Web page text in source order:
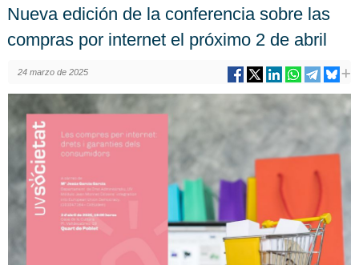
Nueva edición de la conferencia sobre las
compras por internet el próximo 2 de abril
24 marzo de 2025